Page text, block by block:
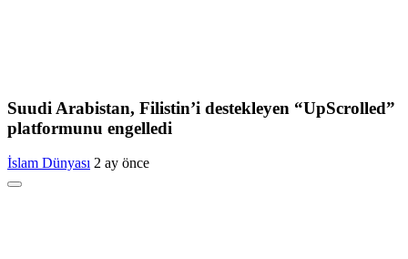
Suudi Arabistan, Filistin’i destekleyen “UpScrolled”
platformunu engelledi
İslam Dünyası 2 ay önce